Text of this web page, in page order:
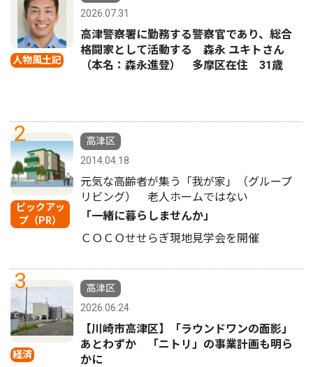
人物風土記
2026.07.31
高津警察署に勤務する警察官であり、総合
格闘家として活動する 森永 ユキトさん
（本名：森永進登） 多摩区在住 31歳
2
ピックアッ
プ（PR）
高津区
2014.04.18
元気な高齢者が集う「我が家」（グループ
リビング） 老人ホームではない
「一緒に暮らしませんか」
ＣＯＣＯせせらぎ現地見学会を開催
3
経済
高津区
2026.06.24
【川崎市高津区】「ラウンドワンの面影」
あとわずか 「ニトリ」の事業計画も明ら
かに